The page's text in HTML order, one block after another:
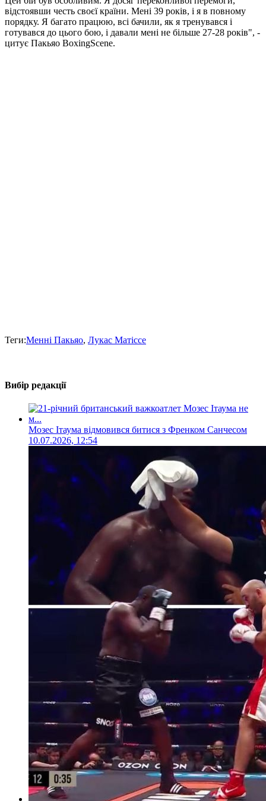
відстоявши честь своєї країни. Мені 39 років, і я в повному
порядку. Я багато працюю, всі бачили, як я тренувався і
готувався до цього бою, і давали мені не більше 27-28 років", -
цитує Пакьяо BoxingScene.
Теги:Менні Пакьяо, Лукас Матіссе
Вибір редакції
Мозес Ітаума відмовився битися з Френком Санчесом
10.07.2026, 12:54